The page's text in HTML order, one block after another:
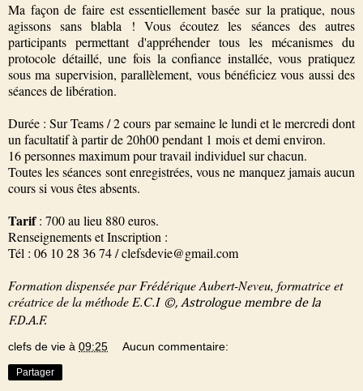
Ma façon de faire est essentiellement basée sur la pratique, nous
agissons sans blabla ! Vous écoutez les séances des autres
participants permettant d'appréhender tous les mécanismes du
protocole détaillé, une fois la confiance installée, vous pratiquez
sous ma supervision, parallèlement, vous bénéficiez vous aussi des
séances de libération.
Durée : Sur Teams / 2 cours par semaine le lundi et le mercredi dont
un facultatif à partir de 20h00 pendant 1 mois et demi environ.
16 personnes maximum pour travail individuel sur chacun.
Toutes les séances sont enregistrées, vous ne manquez jamais aucun
cours si vous êtes absents.
Tarif: 700 au lieu 880 euros.
Renseignements et Inscription :
Tél : 06 10 28 36 74 / clefsdevie@gmail.com
Formation dispensée par Frédérique Aubert-Neveu, formatrice et
créatrice de la méthode E.C.I ©, Astrologue membre de la
F.D.A.F.
clefs de vie à 09:25 Aucun commentaire:
Partager